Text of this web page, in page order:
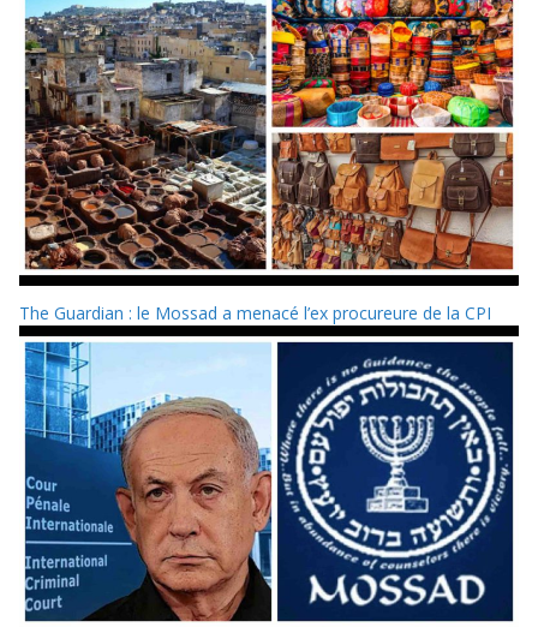
The Guardian : le Mossad a menacé l’ex procureure de la CPI